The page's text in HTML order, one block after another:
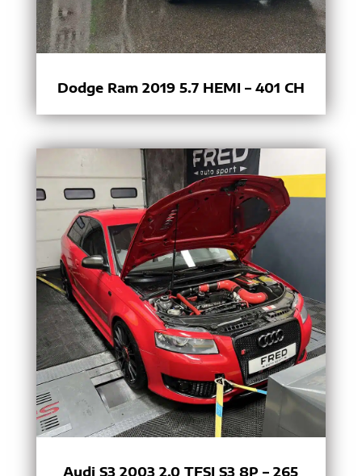
Dodge Ram 2019 5.7 HEMI – 401 CH
Audi S3 2003 2.0 TFSI S3 8P – 265